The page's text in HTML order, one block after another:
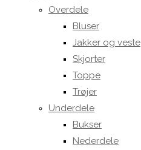
Overdele
Bluser
Jakker og veste
Skjorter
Toppe
Trøjer
Underdele
Bukser
Nederdele